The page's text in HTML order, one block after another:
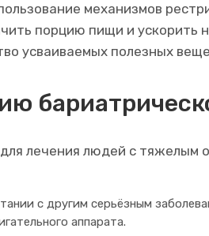
механизмов
порцию пищи и
усваиваемых полезных
для лечения людей с
с другим серьёзным
аппарата.